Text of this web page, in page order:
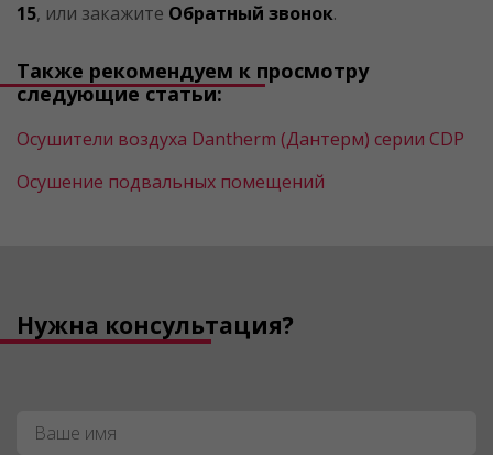
15, или закажите Обратный звонок.
Также рекомендуем к просмотру
следующие статьи:
Осушители воздуха Dantherm (Дантерм) серии CDP
Осушение подвальных помещений
Нужна консультация?
Имя*